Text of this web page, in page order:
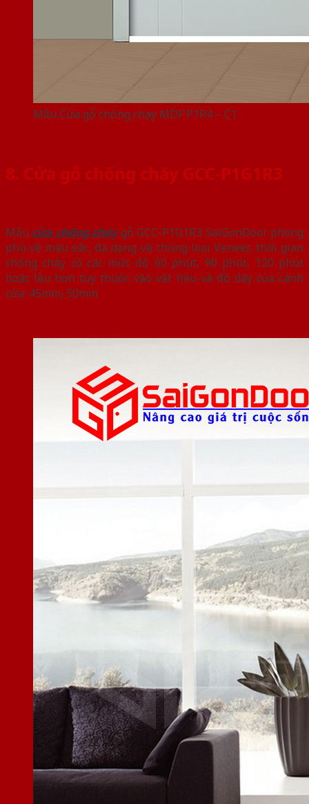
Mẫu Cửa gỗ chống cháy MDF P1R4 – C1
8. Cửa gỗ chống cháy GCC-P1G1R3
Mẫu cửa chống cháygỗ GCC-P1G1R3 SaiGonDoor phong
phú về màu sắc, đa dạng về chủng loại Veneer, thời gian
chống cháy có các mức độ 60 phút, 90 phút, 120 phút
hoặc lâu hơn tùy thuộc vào vật liệu và độ dày của cánh
cửa: 45mm, 50mm